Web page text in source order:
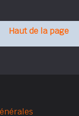
Haut de la page